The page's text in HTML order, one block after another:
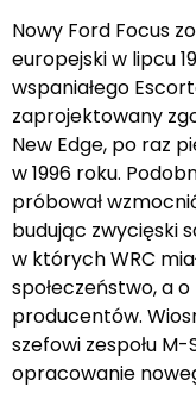
Nowy Ford Focus
europejski w lipcu
wspaniałego
zaprojektowany
New Edge, po raz
w 1996 roku.
próbował
budując zwycięski
w których WRC
społeczeństwo, a
producentów.
szefowi zespołu
opracowanie